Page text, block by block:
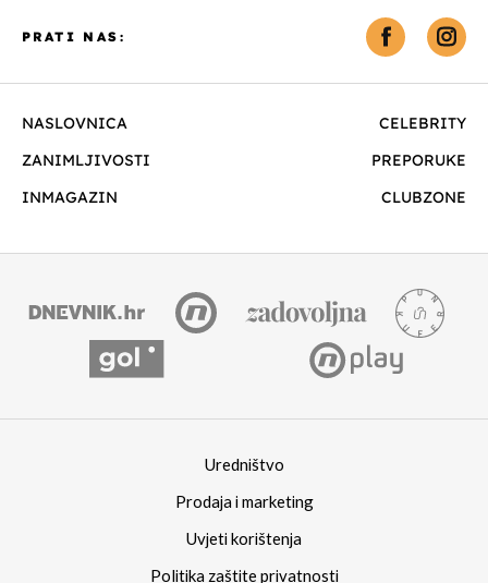
NASLOVNICA
CELEBRITY
ZANIMLJIVOSTI
PREPORUKE
INMAGAZIN
CLUBZONE
PRATI NAS:
Uredništvo
Prodaja i marketing
Uvjeti korištenja
Politika zaštite privatnosti